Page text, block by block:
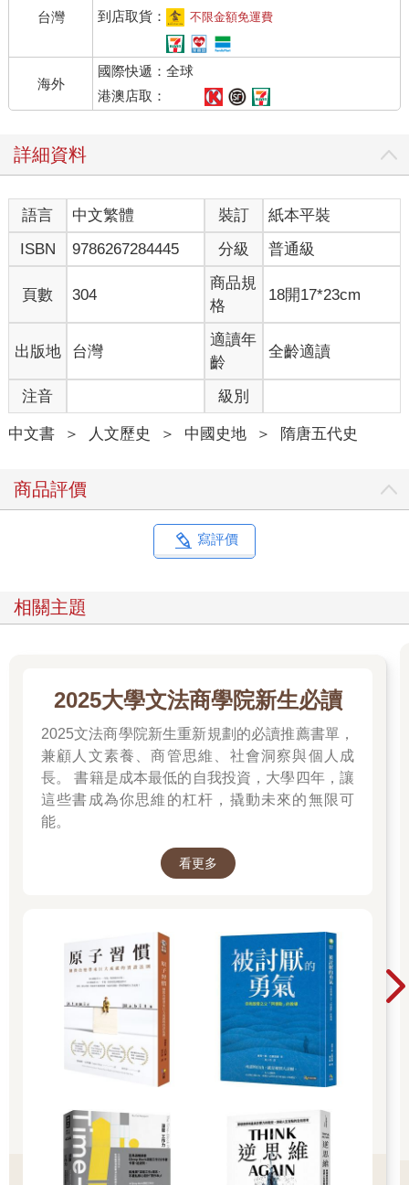
台灣 到店取貨： 不限金額免運費
海外
國際快遞：全球
港澳店取：
詳細資料
語言 中文繁體 裝訂
紙本平裝
ISBN
9786267284445 分級 普通級
頁數 304
商品規
格
18開17*23cm
出版地 台灣
適讀年
齡
全齡適讀
注音 級別
中文書 ＞ 人文歷史 ＞ 中國史地 ＞ 隋唐五代史
商品評價
寫評價
相關主題
2025大學文法商學院新生必讀
2025文法商學院新生重新規劃的必讀推薦書單，
兼顧人文素養、商管思維、社會洞察與個人成
長。 書籍是成本最低的自我投資，大學四年，讓
這些書成為你思維的杠杆，撬動未來的無限可
能。
看更多